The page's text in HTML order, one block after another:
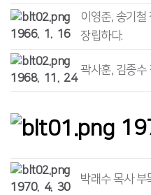
1966. 1. 16
이영준, 송기철
장립하다.
1968. 11. 24
곽사훈, 김종수
1970. 4. 30
박래수 목사 부